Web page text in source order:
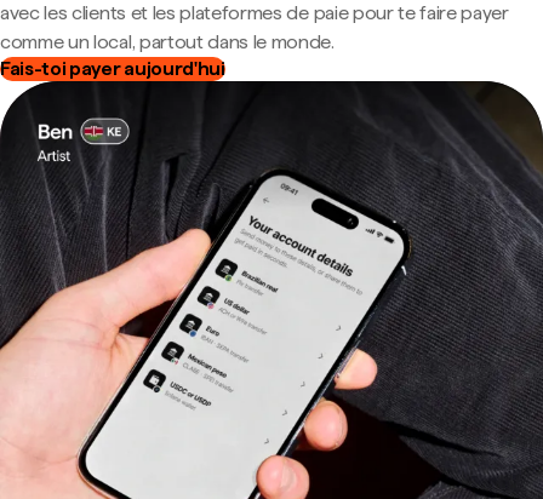
avec les clients et les plateformes de paie pour te faire payer
comme un local, partout dans le monde.
Fais-toi payer aujourd'hui